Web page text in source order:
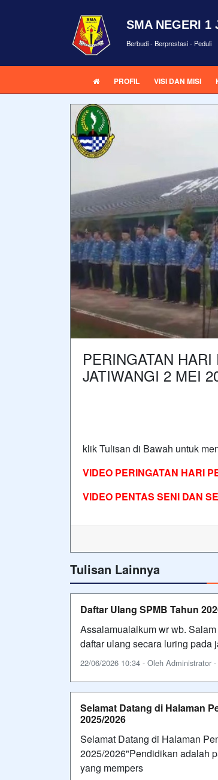
SMA NEGERI 1
Berbudi - Berprestasi - Peduli
PROFIL VISI DAN MISI
PERINGATAN
JATIWANGI 2 MEI
klik Tulisan di Bawah untuk
VIDEO PERINGATAN HARI
VIDEO PENTAS SENI DAN
Tulisan Lainnya
Daftar Ulang SPMB Tahun
Assalamualaikum wr wb.
daftar ulang secara luring pada
22/06/2026 10:34 - Oleh Administrator
Selamat Datang di Halaman
2025/2026
Selamat Datang di Halaman
2025/2026"Pendidikan adalah
yang mempers